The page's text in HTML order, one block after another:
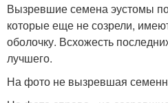
Вызревшие семена эустомы
которые еще не созрели,
оболочку. Всхожесть
лучшего.
На фото не вызревшая